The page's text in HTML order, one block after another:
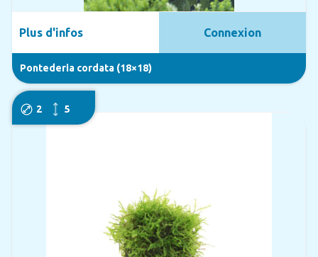
Pontederia cordata (18×18)
Plus d'infos Connexion
2 5